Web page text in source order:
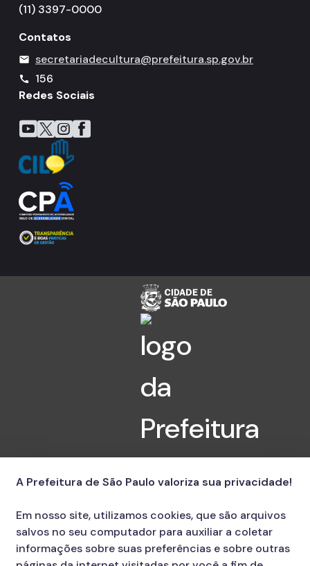
(11) 3397-0000
Contatos
mail secretariadecultura@prefeitura.sp.gov.br
call
156
Redes Sociais
Icone do YouTube
Icone do X
Icone do Instagram
Icone do Facebook
Icone do Flickr
A Prefeitura de São Paulo valoriza sua privacidade!
Em nosso site, utilizamos cookies, que são arquivos
salvos no seu computador para auxiliar a coletar
informações sobre suas preferências e sobre outras